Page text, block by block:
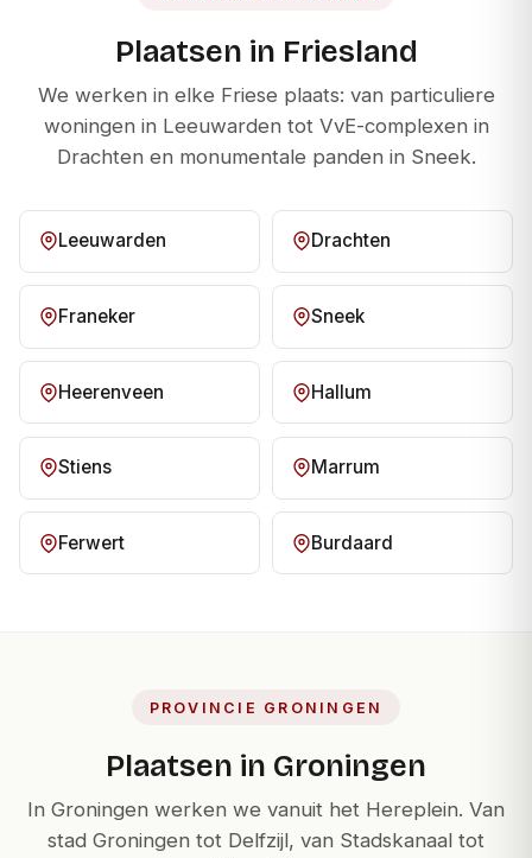
Plaatsen in Friesland
We werken in elke Friese plaats: van particuliere
woningen in Leeuwarden tot VvE-complexen in
Drachten en monumentale panden in Sneek.
Leeuwarden Drachten
Franeker Sneek
Heerenveen Hallum
Stiens Marrum
Ferwert Burdaard
PROVINCIE GRONINGEN
Plaatsen in Groningen
In Groningen werken we vanuit het Hereplein. Van
stad Groningen tot Delfzijl, van Stadskanaal tot